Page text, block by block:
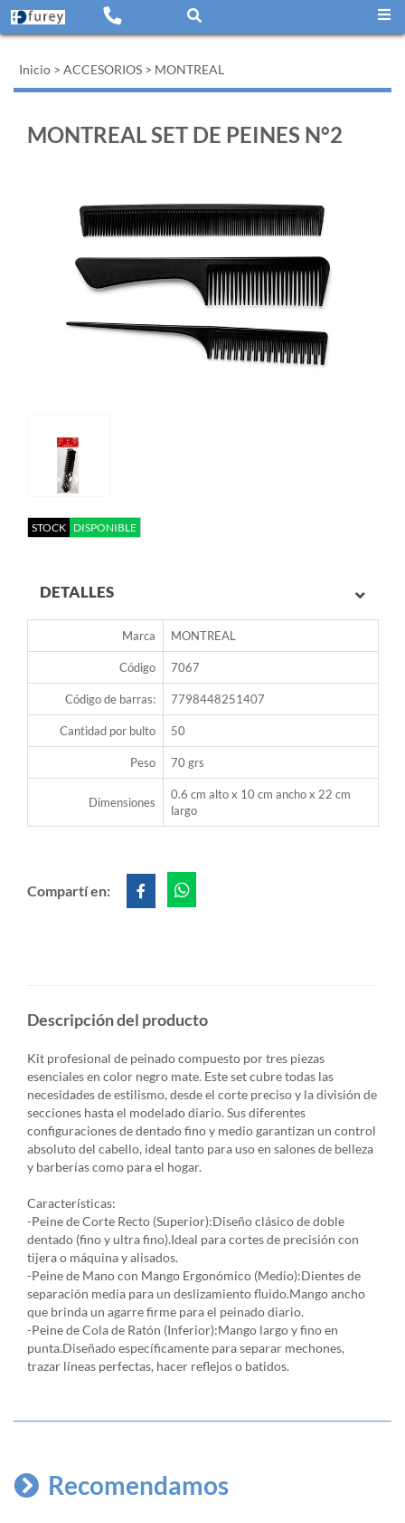
Inicio > ACCESORIOS > MONTREAL
MONTREAL SET DE PEINES N°2
STOCK DISPONIBLE
DETALLES
Marca MONTREAL
Código 7067
Código de barras: 7798448251407
Cantidad por bulto 50
Peso 70 grs
Dimensiones
0.6 cm alto x 10 cm ancho x 22 cm
largo
Compartí en:
Descripción del producto
Kit profesional de peinado compuesto por tres piezas
esenciales en color negro mate. Este set cubre todas las
necesidades de estilismo, desde el corte preciso y la división de
secciones hasta el modelado diario. Sus diferentes
configuraciones de dentado fino y medio garantizan un control
absoluto del cabello, ideal tanto para uso en salones de belleza
y barberías como para el hogar.
Características:
-Peine de Corte Recto (Superior):Diseño clásico de doble
dentado (fino y ultra fino).Ideal para cortes de precisión con
tijera o máquina y alisados.
-Peine de Mano con Mango Ergonómico (Medio):Dientes de
separación media para un deslizamiento fluido.Mango ancho
que brinda un agarre firme para el peinado diario.
-Peine de Cola de Ratón (Inferior):Mango largo y fino en
punta.Diseñado específicamente para separar mechones,
trazar líneas perfectas, hacer reflejos o batidos.
Recomendamos